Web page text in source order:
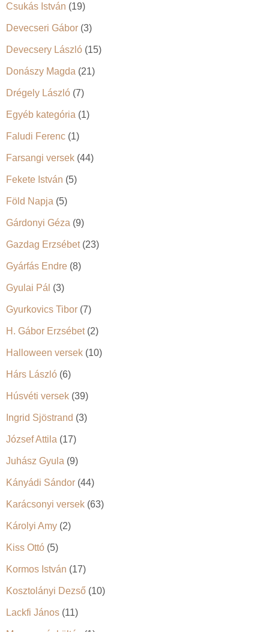
Csukás István (19)
Devecseri Gábor (3)
Devecsery László (15)
Donászy Magda (21)
Drégely László (7)
Egyéb kategória (1)
Faludi Ferenc (1)
Farsangi versek (44)
Fekete István (5)
Föld Napja (5)
Gárdonyi Géza (9)
Gazdag Erzsébet(23)
Gyárfás Endre (8)
Gyulai Pál (3)
Gyurkovics Tibor (7)
H. Gábor Erzsébet(2)
Halloween versek (10)
Hárs László (6)
Húsvéti versek (39)
Ingrid Sjöstrand (3)
József Attila (17)
Juhász Gyula (9)
Kányádi Sándor (44)
Karácsonyi versek (63)
Károlyi Amy (2)
Kiss Ottó (5)
Kormos István (17)
Kosztolányi Dezső (10)
Lackfi János (11)